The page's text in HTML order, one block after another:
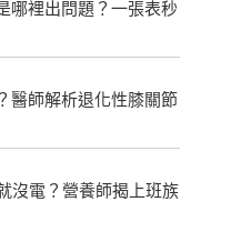
哪裡出問題？一張表秒
醫師解析退化性膝關節
沒電？營養師揭上班族